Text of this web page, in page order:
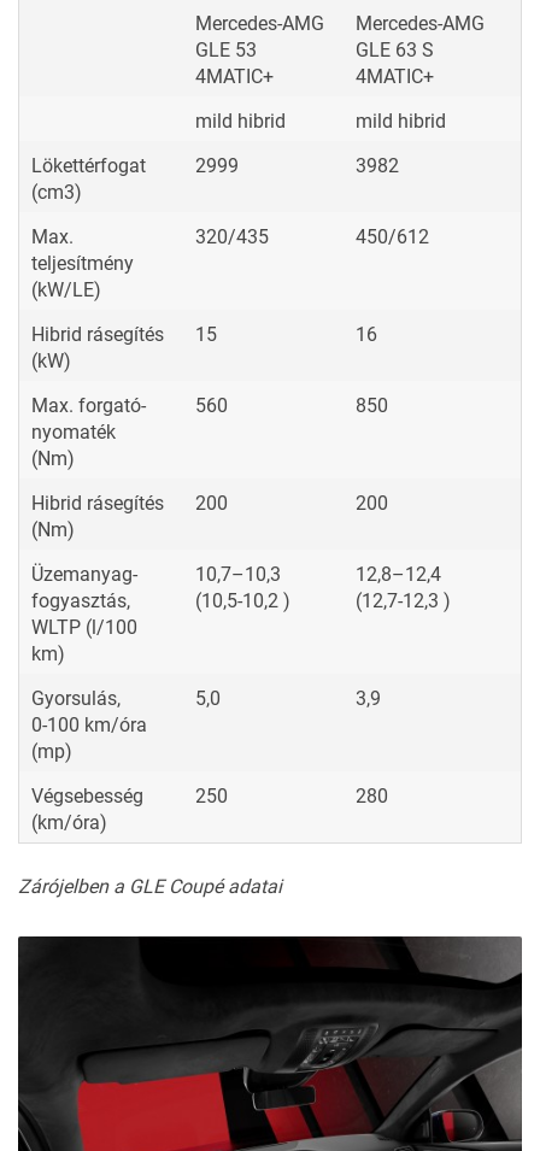
Mercedes-AMG
GLE 53
4MATIC+
Mercedes-AMG
GLE 63 S
4MATIC+
mild hibrid
mild hibrid
Lökettérfogat
(cm3)
2999 3982
Max.
teljesítmény
(kW/LE)
320/435 450/612
Hibrid rásegítés
(kW)
15 16
Max. forgató-
nyomaték
(Nm)
560 850
Hibrid rásegítés
(Nm)
200 200
Üzemanyag-
fogyasztás,
WLTP (l/100
km)
10,7–10,3
(10,5-10,2 )
12,8–12,4
(12,7-12,3 )
Gyorsulás,
0-100 km/óra
(mp)
5,0 3,9
Végsebesség
(km/óra)
250 280
Zárójelben a GLE Coupé adatai